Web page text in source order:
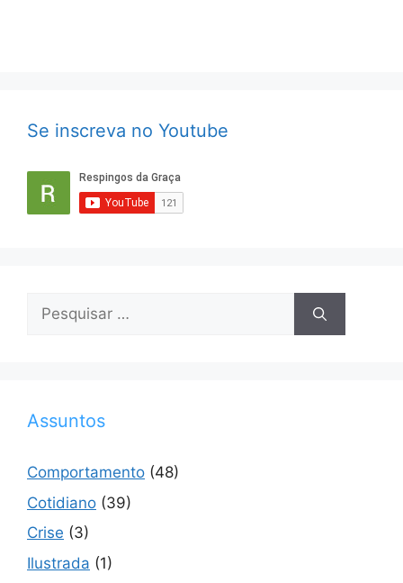
Se inscreva no Youtube
Pesquisar
Assuntos
Comportamento (48)
Cotidiano (39)
Crise (3)
Ilustrada (1)